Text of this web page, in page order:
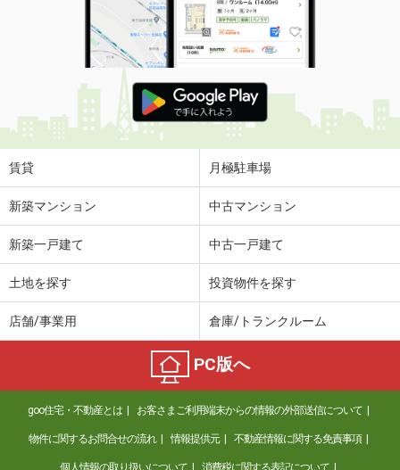
賃貸 月極駐車場
新築マンション 中古マンション
新築一戸建て 中古一戸建て
土地を探す 投資物件を探す
店舗/事業用 倉庫/トランクルーム
PC版へ
goo住宅・不動産とは お客さまご利用端末からの情報の外部送信について
物件に関するお問合せの流れ 情報提供元 不動産情報に関する免責事項
個人情報の取り扱いについて 消費税に関する表記について